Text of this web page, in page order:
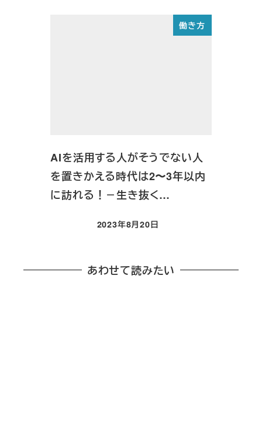
働き方
AIを活用する人がそうでない人
を置きかえる時代は2〜3年以内
に訪れる！－生き抜く…
投稿日
2023年8月20日
あわせて読みたい